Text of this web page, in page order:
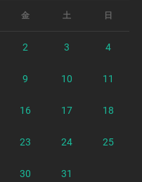
金 土 日
2 3 4
9 10 11
16 17 18
23 24 25
30 31